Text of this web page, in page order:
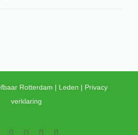
Rotterdam | Leden | Privacy
verklaring
Facebook
TwitterYouTubeLinkedIn